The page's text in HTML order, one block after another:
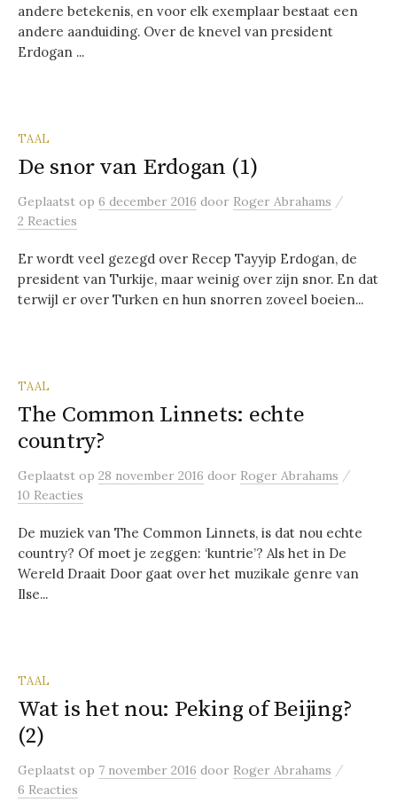
andere betekenis, en voor elk exemplaar bestaat een
andere aanduiding. Over de knevel van president
Erdogan ...
TAAL
De snor van Erdogan (1)
Geplaatst op 6 december 2016 door Roger Abrahams /
2 Reacties
Er wordt veel gezegd over Recep Tayyip Erdogan, de
president van Turkije, maar weinig over zijn snor. En dat
terwijl er over Turken en hun snorren zoveel boeien...
TAAL
The Common Linnets: echte
country?
Geplaatst op 28 november 2016 door Roger Abrahams /
10 Reacties
De muziek van The Common Linnets, is dat nou echte
country? Of moet je zeggen: ‘kuntrie’? Als het in De
Wereld Draait Door gaat over het muzikale genre van
Ilse...
TAAL
Wat is het nou: Peking of Beijing?
(2)
Geplaatst op 7 november 2016 door Roger Abrahams /
6 Reacties